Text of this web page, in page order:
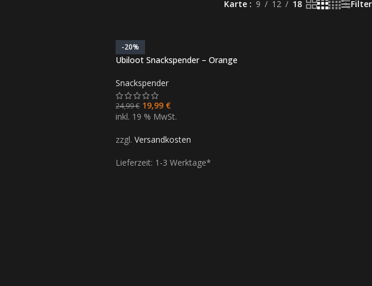
Karte 9 12 18 Filter
-20%
Ubiloot Snackspender – Orange
Snackspender
24,99€ 19,99 €
inkl. 19 % MwSt.
zzgl.Versandkosten
Lieferzeit: 1-3 Werktage*